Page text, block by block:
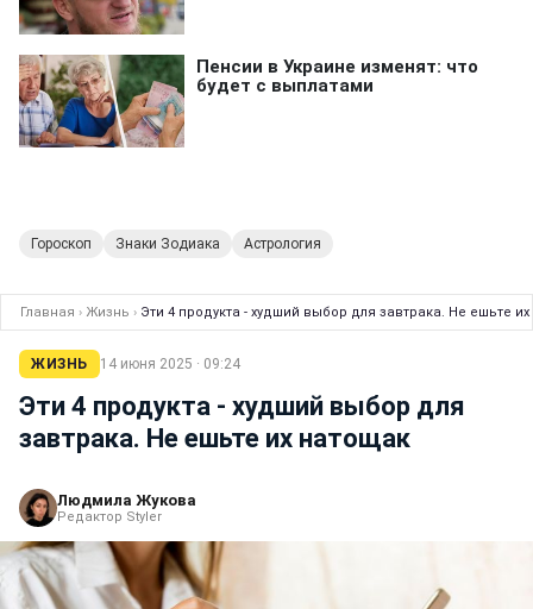
Гороскоп Знаки Зодиака Астрология
Главная › Жизнь › Эти 4 продукта - худший выбор для завтрака. Не ешьте
ЖИЗНЬ 14 июня 2025 · 09:24
Эти 4 продукта - худший выбор для
завтрака. Не ешьте их натощак
Людмила Жукова
Редактор Styler